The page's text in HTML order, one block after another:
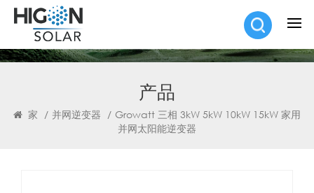
产品
家 / 并网逆变器 / Growatt 三相 3kW 5kW 10kW 15kW 家用
并网太阳能逆变器